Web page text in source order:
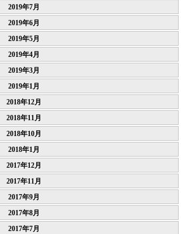
2019年7月
2019年6月
2019年5月
2019年4月
2019年3月
2019年1月
2018年12月
2018年11月
2018年10月
2018年1月
2017年12月
2017年11月
2017年9月
2017年8月
2017年7月